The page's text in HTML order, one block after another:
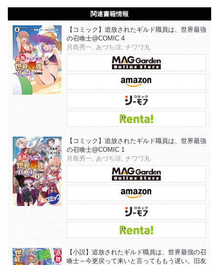
関連書籍情報
【コミック】追放されたギルド職員は、世界最強
の召喚士@COMIC 4
月島秀一, あづち涼, チワワ丸
【コミック】追放されたギルド職員は、世界最強
の召喚士@COMIC 1
月島秀一, あづち涼, チワワ丸
【小説】追放されたギルド職員は、世界最強の召
喚士～今更戻って来いと言ってももう遅い。旧友